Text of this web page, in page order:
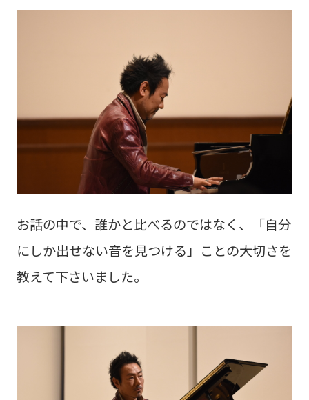
お話の中で、誰かと比べるのではなく、「自分
にしか出せない音を見つける」ことの大切さを
教えて下さいました。